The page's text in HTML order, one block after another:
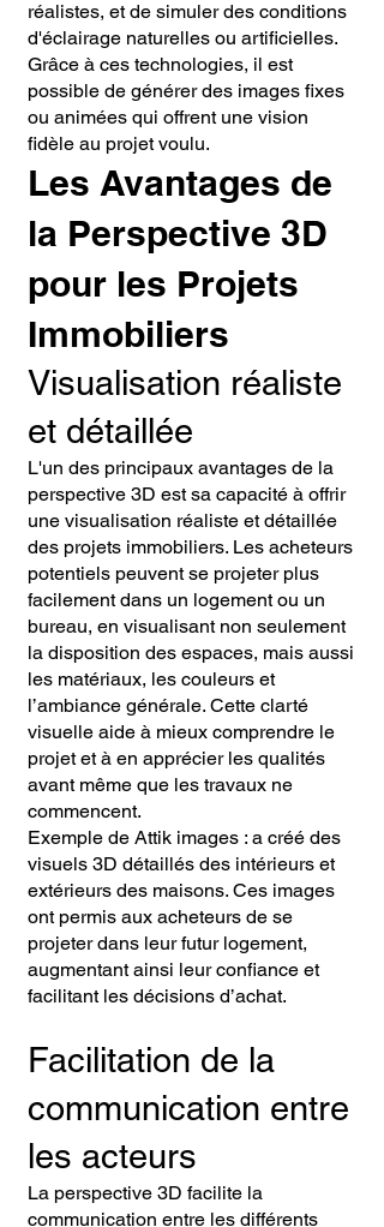
réalistes, et de simuler des conditions
d'éclairage naturelles ou artificielles.
Grâce à ces technologies, il est
possible de générer des images fixes
ou animées qui offrent une vision
fidèle au projet voulu.
Les Avantages de
la Perspective 3D
pour les Projets
Immobiliers
Visualisation réaliste
et détaillée
L'un des principaux avantages de la
perspective 3D est sa capacité à offrir
une visualisation réaliste et détaillée
des projets immobiliers. Les acheteurs
potentiels peuvent se projeter plus
facilement dans un logement ou un
bureau, en visualisant non seulement
la disposition des espaces, mais aussi
les matériaux, les couleurs et
l’ambiance générale. Cette clarté
visuelle aide à mieux comprendre le
projet et à en apprécier les qualités
avant même que les travaux ne
commencent.
Exemple de Attik images : a créé des
visuels 3D détaillés des intérieurs et
extérieurs des maisons. Ces images
ont permis aux acheteurs de se
projeter dans leur futur logement,
augmentant ainsi leur confiance et
facilitant les décisions d’achat.
Facilitation de la
communication entre
les acteurs
La perspective 3D facilite la
communication entre les différents